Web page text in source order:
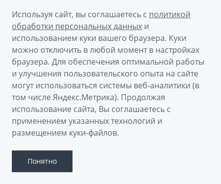
Пройти тест-драйв
Скачать брошюру
Используя сайт, вы соглашаетесь с политикой
обработки персональных данных и
использованием куки вашего браузера. Куки
можно отключить в любой момент в настройках
браузера. Для обеспечения оптимальной работы
и улучшения пользовательского опыта на сайте
могут использоваться системы веб-аналитики (в
том числе Яндекс.Метрика). Продолжая
использование сайта, Вы соглашаетесь с
применением указанных технологий и
размещением куки-файлов.
Понятно